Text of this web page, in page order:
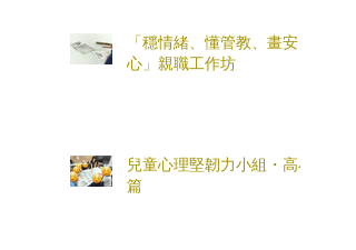
「穩情緒、懂管教、畫安
心」親職工作坊
兒童心理堅韌力小組・高小
篇